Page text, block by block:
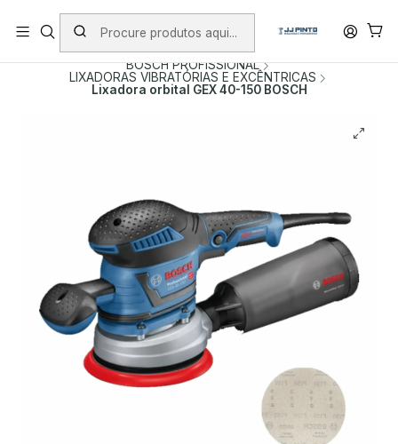
PORTES INCLUÍDOS EM ENCOMENDAS +75€ (excepto ilhas)
Início PRODUTOS
FERRAMENTAS COM FIO
BOSCH PROFISSIONAL
LIXADORAS VIBRATÓRIAS E EXCÊNTRICAS
Lixadora orbital GEX 40-150 BOSCH